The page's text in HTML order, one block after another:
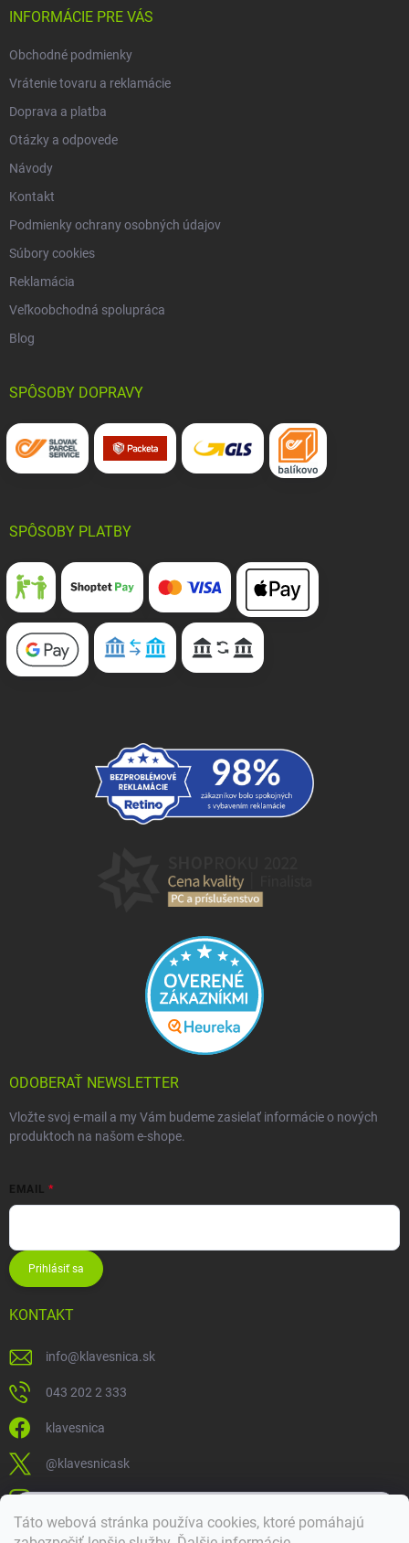
Táto webová stránka používa cookies, ktoré pomáhajú
INFORMÁCIE PRE VÁS
Obchodné podmienky
Vrátenie tovaru a reklamácie
Doprava a platba
Otázky a odpovede
Návody
Kontakt
Podmienky ochrany osobných údajov
Súbory cookies
Reklamácia
Veľkoobchodná spolupráca
Blog
SPÔSOBY DOPRAVY
SPÔSOBY PLATBY
ODOBERAŤ NEWSLETTER
Vložte svoj e-mail a my Vám budeme zasielať informácie o nových
produktoch na našom e-shope.
EMAIL
Prihlásiť sa
KONTAKT
info@klavesnica.sk
043 202 2 333
klavesnica
@klavesnicask
klavesnica_sk
Dobrý deň! 👋 Pomôžem vám nájsť správny diel. Napíšte mi.